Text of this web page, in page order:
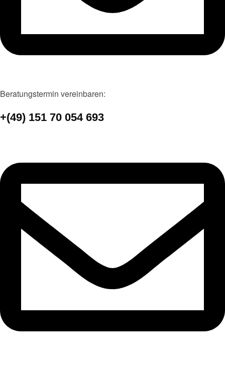
Bera­tungs­ter­min ver­ein­ba­ren:
+(49) 151 70 054 693